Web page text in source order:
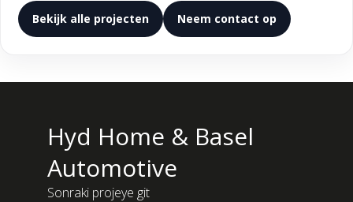
Bekijk alle projecten Neem contact op
Hyd Home & Basel
Automotive
Sonraki projeye git